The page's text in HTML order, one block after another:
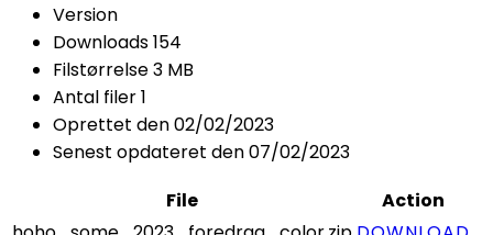
Version
Downloads154
Filstørrelse3 MB
Antal filer1
Oprettet den02/02/2023
Senest opdateret den07/02/2023
File
Action